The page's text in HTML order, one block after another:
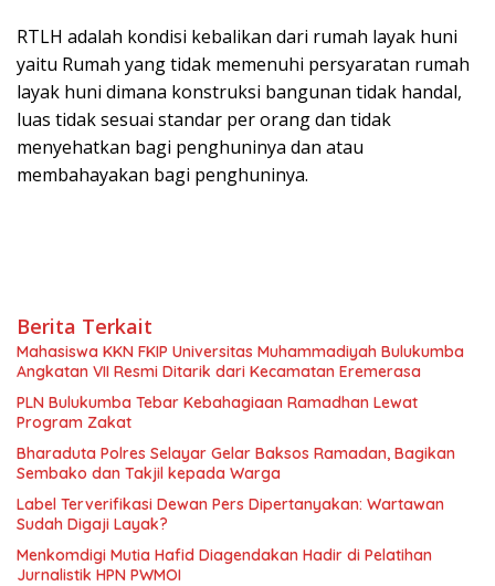
RTLH adalah kondisi kebalikan dari rumah layak huni
yaitu Rumah yang tidak memenuhi persyaratan rumah
layak huni dimana konstruksi bangunan tidak handal,
luas tidak sesuai standar per orang dan tidak
menyehatkan bagi penghuninya dan atau
membahayakan bagi penghuninya.
Berita Terkait
Mahasiswa KKN FKIP Universitas Muhammadiyah Bulukumba
Angkatan VII Resmi Ditarik dari Kecamatan Eremerasa
PLN Bulukumba Tebar Kebahagiaan Ramadhan Lewat
Program Zakat
Bharaduta Polres Selayar Gelar Baksos Ramadan, Bagikan
Sembako dan Takjil kepada Warga
Label Terverifikasi Dewan Pers Dipertanyakan: Wartawan
Sudah Digaji Layak?
Menkomdigi Mutia Hafid Diagendakan Hadir di Pelatihan
Jurnalistik HPN PWMOI